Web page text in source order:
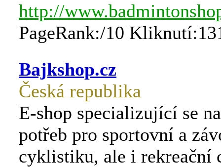
http://
PageRank:/10
Bajkshop.cz
Česká republika
E-shop specializující se
potřeb pro sportovní a
cyklistiku, ale i rekreační